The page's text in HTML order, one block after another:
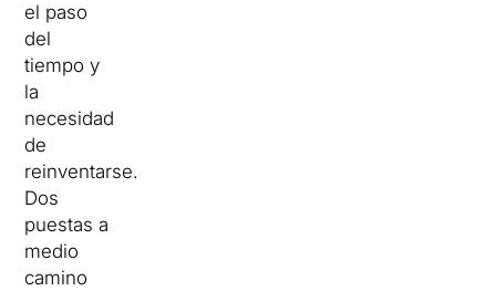
el paso
del
tiempo y
la
necesidad
de
reinventarse.
Dos
puestas a
medio
camino